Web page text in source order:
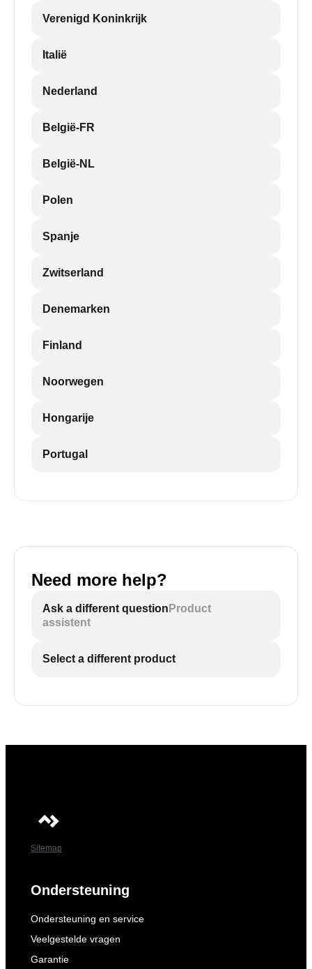
Verenigd Koninkrijk
Italië
Nederland
België-FR
België-NL
Polen
Spanje
Zwitserland
Denemarken
Finland
Noorwegen
Hongarije
Portugal
Need more help?
Ask a different question Product
assistent
Select a different product
Sitemap
Ondersteuning
Ondersteuning en service
Veelgestelde vragen
Garantie